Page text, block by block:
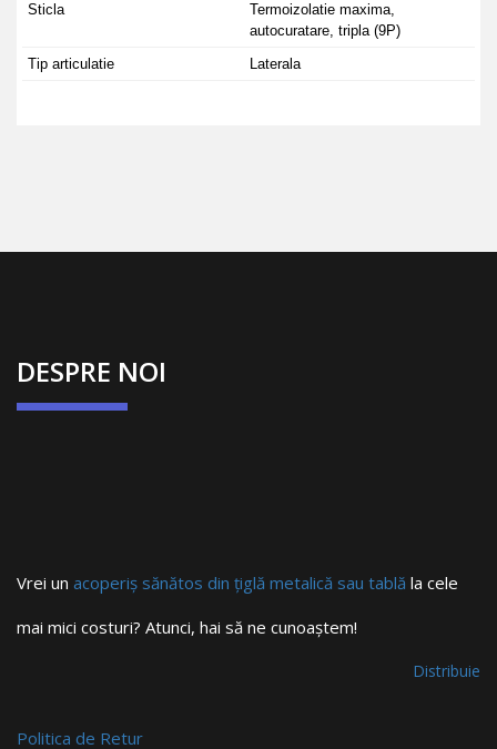
Sticla
Termoizolatie maxima,
autocuratare, tripla (9P)
Tip articulatie
Laterala
DESPRE NOI
Vrei un acoperiș sănătos din țiglă metalică sau tablă la cele
mai mici costuri? Atunci, hai să ne cunoaștem!
Distribuie
Politica de Retur